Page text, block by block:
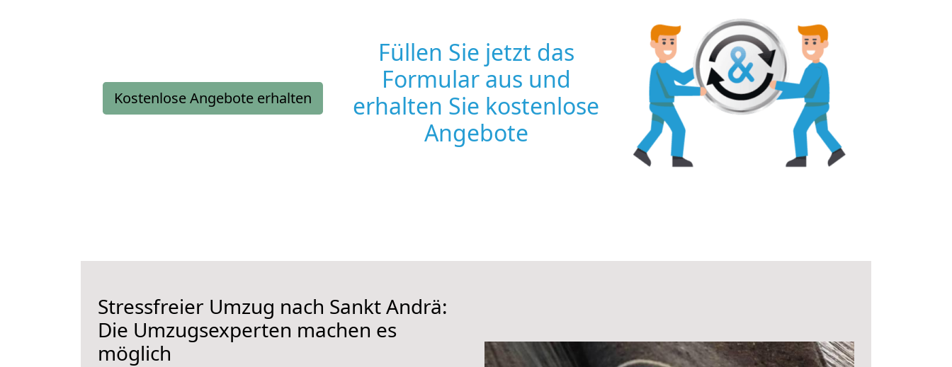
Kostenlose Angebote erhalten
Füllen Sie jetzt das
Formular aus und
erhalten Sie kostenlose
Angebote
Stressfreier Umzug nach Sankt Andrä:
Die Umzugsexperten machen es
möglich